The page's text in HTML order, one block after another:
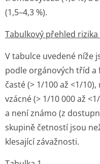
(1,5–4,3 %).
Tabulkový přehled
V tabulce uvedené níže
podle orgánových tříd a
časté (> 1/100 až <1/
vzácné (> 1/10 000 až
a není známo (z
skupině četností jsou
klesající závažnosti.